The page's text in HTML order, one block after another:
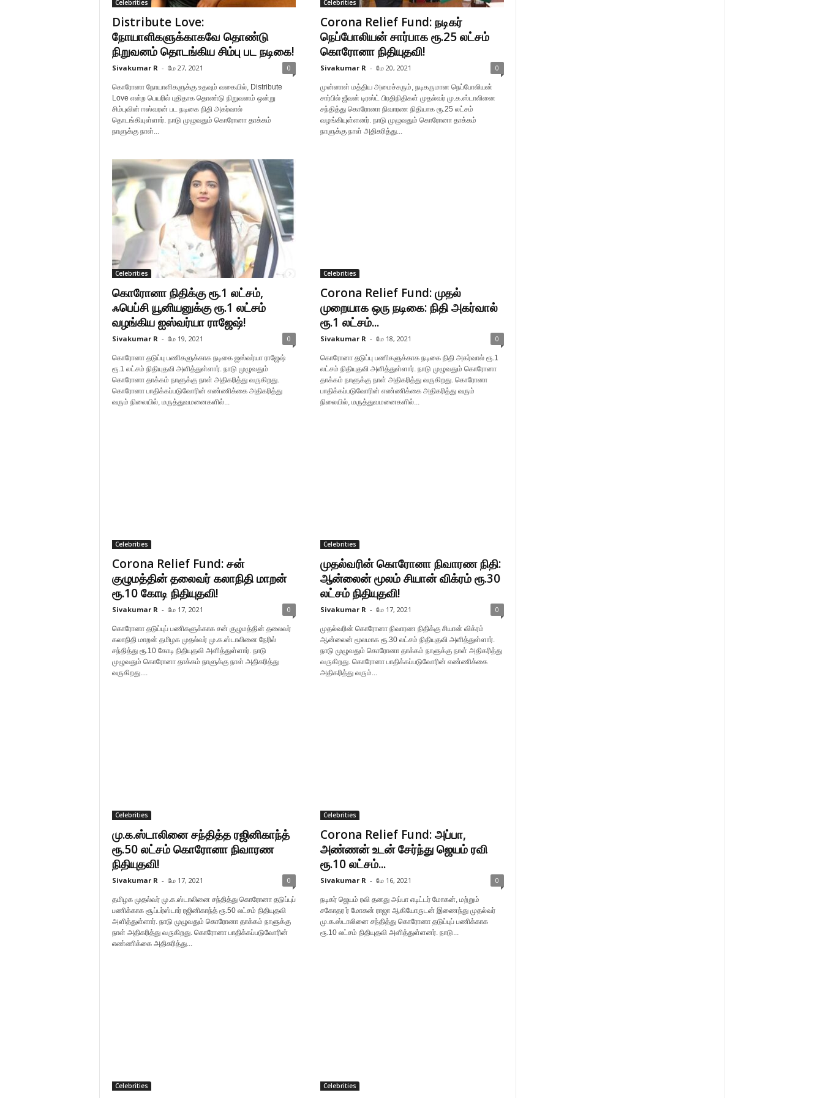
Celebrities
Distribute Love:
நோயாளிகளுக்காகவே தொண்டு
நிறுவனம் தொடங்கிய சிம்பு பட நடிகை!
Sivakumar R - மே 27, 2021 0
கொரோனா நோயாளிகளுக்கு உதவும் வகையில், Distribute
Love என்ற பெயரில் புதிதாக தொண்டு நிறுவனம் ஒன்று
சிம்புவின் ஈஸ்வரன் பட நடிகை நிதி அகர்வால்
தொடங்கியுள்ளார். நாடு முழுவதும் கொரோனா தாக்கம்
நாளுக்கு நாள்...
Celebrities
Corona Relief Fund: நடிகர்
நெப்போலியன் சார்பாக ரூ.25 லட்சம்
கொரோனா நிதியுதவி!
Sivakumar R - மே 20, 2021 0
முன்னாள் மத்திய அமைச்சரும், நடிகருமான நெப்போலியன்
சார்பில் ஜீவன் டிரஸ்ட் பிரதிநிதிகள் முதல்வர் மு.க.ஸ்டாலினை
சந்தித்து கொரோனா நிவாரண நிதியாக ரூ.25 லட்சம்
வழங்கியுள்ளனர். நாடு முழுவதும் கொரோனா தாக்கம்
நாளுக்கு நாள் அதிகரித்து...
Celebrities
கொரோனா நிதிக்கு ரூ.1 லட்சம்,
ஃபெப்சி யூனியனுக்கு ரூ.1 லட்சம்
வழங்கிய ஐஸ்வர்யா ராஜேஷ்!
Sivakumar R - மே 19, 2021 0
கொரோனா தடுப்பு பணிகளுக்காக நடிகை ஐஸ்வர்யா ராஜேஷ்
ரூ.1 லட்சம் நிதியுதவி அளித்துள்ளார். நாடு முழுவதும்
கொரோனா தாக்கம் நாளுக்கு நாள் அதிகரித்து வருகிறது.
கொரோனா பாதிக்கப்படுவோரின் எண்ணிக்கை அதிகரித்து
வரும் நிலையில், மருத்துவமனைகளில்...
Celebrities
Corona Relief Fund: முதல்
முறையாக ஒரு நடிகை: நிதி அகர்வால்
ரூ.1 லட்சம்...
Sivakumar R - மே 18, 2021 0
கொரோனா தடுப்பு பணிகளுக்காக நடிகை நிதி அகர்வால் ரூ.1
லட்சம் நிதியுதவி அளித்துள்ளார். நாடு முழுவதும் கொரோனா
தாக்கம் நாளுக்கு நாள் அதிகரித்து வருகிறது. கொரோனா
பாதிக்கப்படுவோரின் எண்ணிக்கை அதிகரித்து வரும்
நிலையில், மருத்துவமனைகளில்...
Celebrities
Corona Relief Fund: சன்
குழுமத்தின் தலைவர் கலாநிதி மாறன்
ரூ.10 கோடி நிதியுதவி!
Sivakumar R - மே 17, 2021 0
கொரோனா தடுப்புப் பணிகளுக்காக சன் குழுமத்தின் தலைவர்
கலாநிதி மாறன் தமிழக முதல்வர் மு.க.ஸ்டாலினை நேரில்
சந்தித்து ரூ.10 கோடி நிதியுதவி அளித்துள்ளார். நாடு
முழுவதும் கொரோனா தாக்கம் நாளுக்கு நாள் அதிகரித்து
வருகிறது....
Celebrities
முதல்வரின் கொரோனா நிவாரண நிதி:
ஆன்லைன் மூலம் சியான் விக்ரம் ரூ.30
லட்சம் நிதியுதவி!
Sivakumar R - மே 17, 2021 0
முதல்வரின் கொரோனா நிவாரண நிதிக்கு சியான் விக்ரம்
ஆன்லைன் மூலமாக ரூ.30 லட்சம் நிதியுதவி அளித்துள்ளார்.
நாடு முழுவதும் கொரோனா தாக்கம் நாளுக்கு நாள் அதிகரித்து
வருகிறது. கொரோனா பாதிக்கப்படுவோரின் எண்ணிக்கை
அதிகரித்து வரும்...
Celebrities
மு.க.ஸ்டாலினை சந்தித்த ரஜினிகாந்த்
ரூ.50 லட்சம் கொரோனா நிவாரண
நிதியுதவி!
Sivakumar R - மே 17, 2021 0
தமிழக முதல்வர் மு.க.ஸ்டாலினை சந்தித்து கொரோனா தடுப்புப்
பணிக்காக சூப்பர்ஸ்டார் ரஜினிகாந்த் ரூ.50 லட்சம் நிதியுதவி
அளித்துள்ளார். நாடு முழுவதும் கொரோனா தாக்கம் நாளுக்கு
நாள் அதிகரித்து வருகிறது. கொரோனா பாதிக்கப்படுவோரின்
எண்ணிக்கை அதிகரித்து...
Celebrities
Corona Relief Fund: அப்பா,
அண்ணன் உடன் சேர்ந்து ஜெயம் ரவி
ரூ.10 லட்சம்...
Sivakumar R - மே 16, 2021 0
நடிகர் ஜெயம் ரவி தனது அப்பா எடிட்டர் மோகன், மற்றும்
சகோதர ர் மோகன் ராஜா ஆகியோருடன் இணைந்து முதல்வர்
மு.க.ஸ்டாலினை சந்தித்து கொரோனா தடுப்புப் பணிக்காக
ரூ.10 லட்சம் நிதியுதவி அளித்துள்ளனர். நாடு...
Celebrities Celebrities